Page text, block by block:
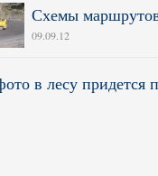
Схемы
09.09.12